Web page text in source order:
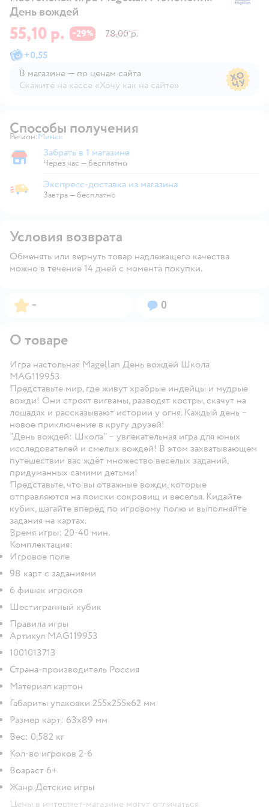
День вождей
55,10 р. −29%
78,00 р.
+0,55
В магазине — по ценам сайта
Скажите на кассе «Хочу как на сайте»
Способы получения
Регион: Выбор адреса доставки.
Минск
Забрать в магазине
Забрать в 1 магазине
Через час — бесплатно
Экспресс-доставка из магазина
Экспресс-доставка из магазина
Завтра—бесплатно
Условия возврата
Обменять или вернуть товар надлежащего качества
можно в течение 14 дней с момента покупки.
Рейтинг:
– Вопросов:
0
О товаре
Игра настольная Magellan День вождей Школа
MAG119953
Представьте мир, где живут храбрые индейцы и мудрые
вожди! Они строят вигвамы, разводят костры, скачут на
лошадях и рассказывают истории у огня. Каждый день –
новое приключение в кругу друзей!
"День вождей: Школа" – увлекательная игра для юных
исследователей и смелых вождей! В этом захватывающем
путешествии вас ждёт множество весёлых заданий,
придуманных самими детьми!
Представьте, что вы отважные вожди, которые
отправляются на поиски сокровищ и веселья. Кидайте
кубик, шагайте вперёд по игровому полю и выполняйте
задания на картах.
Время игры: 20-40 мин.
Комплектация:
Игровое поле
98 карт с заданиями
6 фишек игроков
Шестигранный кубик
Правила игры
Артикул MAG119953
1001013713
Страна-производитель Россия
Материал картон
Габариты упаковки 255х255х62 мм
Размер карт: 63х89 мм
Вес: 0,582 кг
Кол-во игроков 2-6
Возраст 6+
Жанр Детские игры
Цены в интернет-магазине могут отличаться